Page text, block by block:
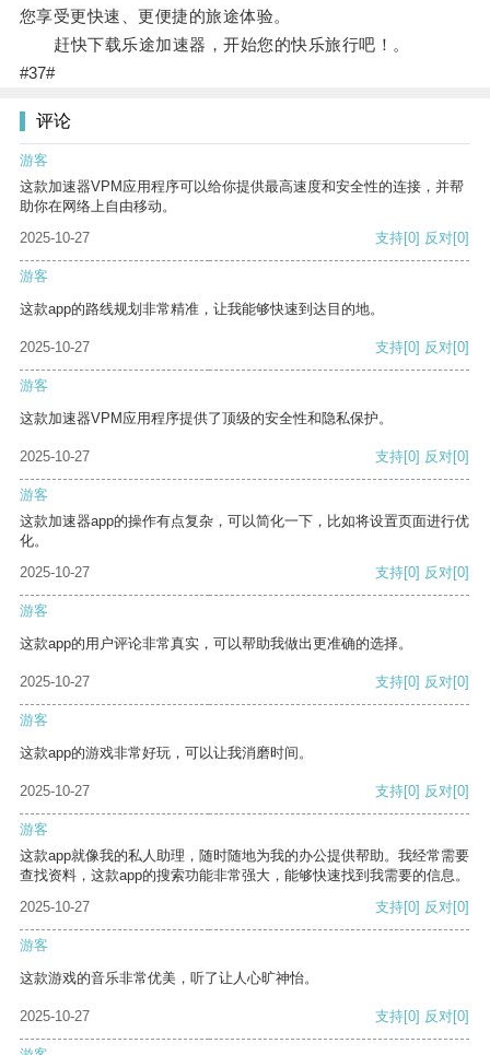
您享受更快速、更便捷的旅途体验。
赶快下载乐途加速器，开始您的快乐旅行吧！。
#37#
评论
游客
这款加速器VPM应用程序可以给你提供最高速度和安全性的连接，并帮
助你在网络上自由移动。
2025-10-27
支持[0] 反对[0]
游客
这款app的路线规划非常精准，让我能够快速到达目的地。
2025-10-27 支持[0] 反对[0]
游客
这款加速器VPM应用程序提供了顶级的安全性和隐私保护。
2025-10-27 支持[0] 反对[0]
游客
这款加速器app的操作有点复杂，可以简化一下，比如将设置页面进行优
化。
2025-10-27
支持[0] 反对[0]
游客
这款app的用户评论非常真实，可以帮助我做出更准确的选择。
2025-10-27 支持[0] 反对[0]
游客
这款app的游戏非常好玩，可以让我消磨时间。
2025-10-27 支持[0] 反对[0]
游客
这款app就像我的私人助理，随时随地为我的办公提供帮助。我经常需要
查找资料，这款app的搜索功能非常强大，能够快速找到我需要的信息。
2025-10-27
支持[0] 反对[0]
游客
这款游戏的音乐非常优美，听了让人心旷神怡。
2025-10-27 支持[0] 反对[0]